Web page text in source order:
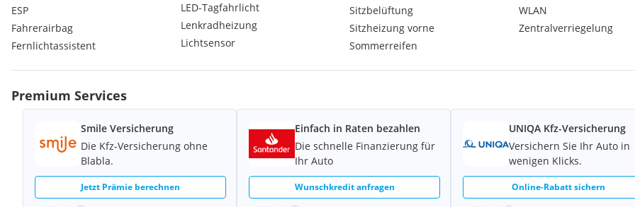
- Restwertleasing
- Drittelfinanzierung
Finanzierung ab einer Beschäftigungsdauer von 1 Monat bei entsprechender Bonität
Zusage und Abwicklung innerhalb von 24 Stunden!
Probefahrten sind ausschließlich bei ernsthaftem Kaufinteresse und nach vorheriger
finanzieller Klärung möglich.
HINWEIS – ANGABEN DES HERSTELLERS
ESP
Fahrerairbag
Fernlichtassistent
LED-Tagfahrlicht
Lenkradheizung
Lichtsensor
Sitzbelüftung
Sitzheizung vorne
Sommerreifen
WLAN
Zentralverriegelung
Premium Services
Smile Versicherung
Die Kfz-Versicherung ohne
Blabla.
Jetzt Prämie berechnen
Einfach in Raten bezahlen
Die schnelle Finanzierung für
Ihr Auto
Wunschkredit anfragen
UNIQA Kfz-Versicherung
Versichern Sie Ihr Auto in
wenigen Klicks.
Online-Rabatt sichern